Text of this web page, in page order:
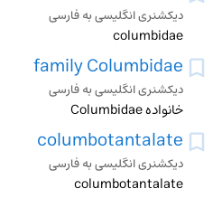
دیکشنری انگلیسی به فارسی
columbidae
family Columbidae
دیکشنری انگلیسی به فارسی
خانواده Columbidae
columbotantalate
دیکشنری انگلیسی به فارسی
columbotantalate